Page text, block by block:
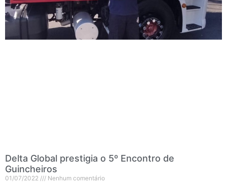
Delta Global prestigia o 5º Encontro de
Guincheiros
01/07/2022 Nenhum comentário